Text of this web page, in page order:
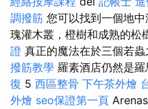
調撥筋 您可以找到一個地
瑰灌木叢，橙樹和成熟的松
證 真正的魔法在於三個若
撥筋教學 羅素酒店仍然是羅
復 5 西區整骨 下午茶外燴
外燴 seo保證第一頁 Arenas